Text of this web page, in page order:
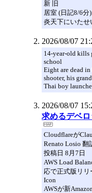
新 旧
居室 (日記8/6分)
炎天下にいたせ
2026/08/07
14-year-old kills
school
Eight are dead
shooter, his
Thai boy
2026/08/07
求めるデベ
Cloudflareが
Renato Losio 翻
投稿日 8月7日
AWS Load
応で正式版リリ
Icon
AWSが新